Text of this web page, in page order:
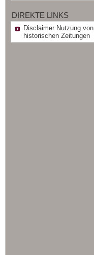
DIREKTE LINKS
Disclaimer Nutzung von
historischen Zeitungen